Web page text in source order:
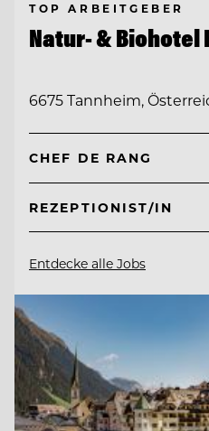
TOP ARBEITGEBER
Natur- & Biohotel
6675 Tannheim,
CHEF DE RANG
REZEPTIONIST/IN
Entdecke alle Jobs